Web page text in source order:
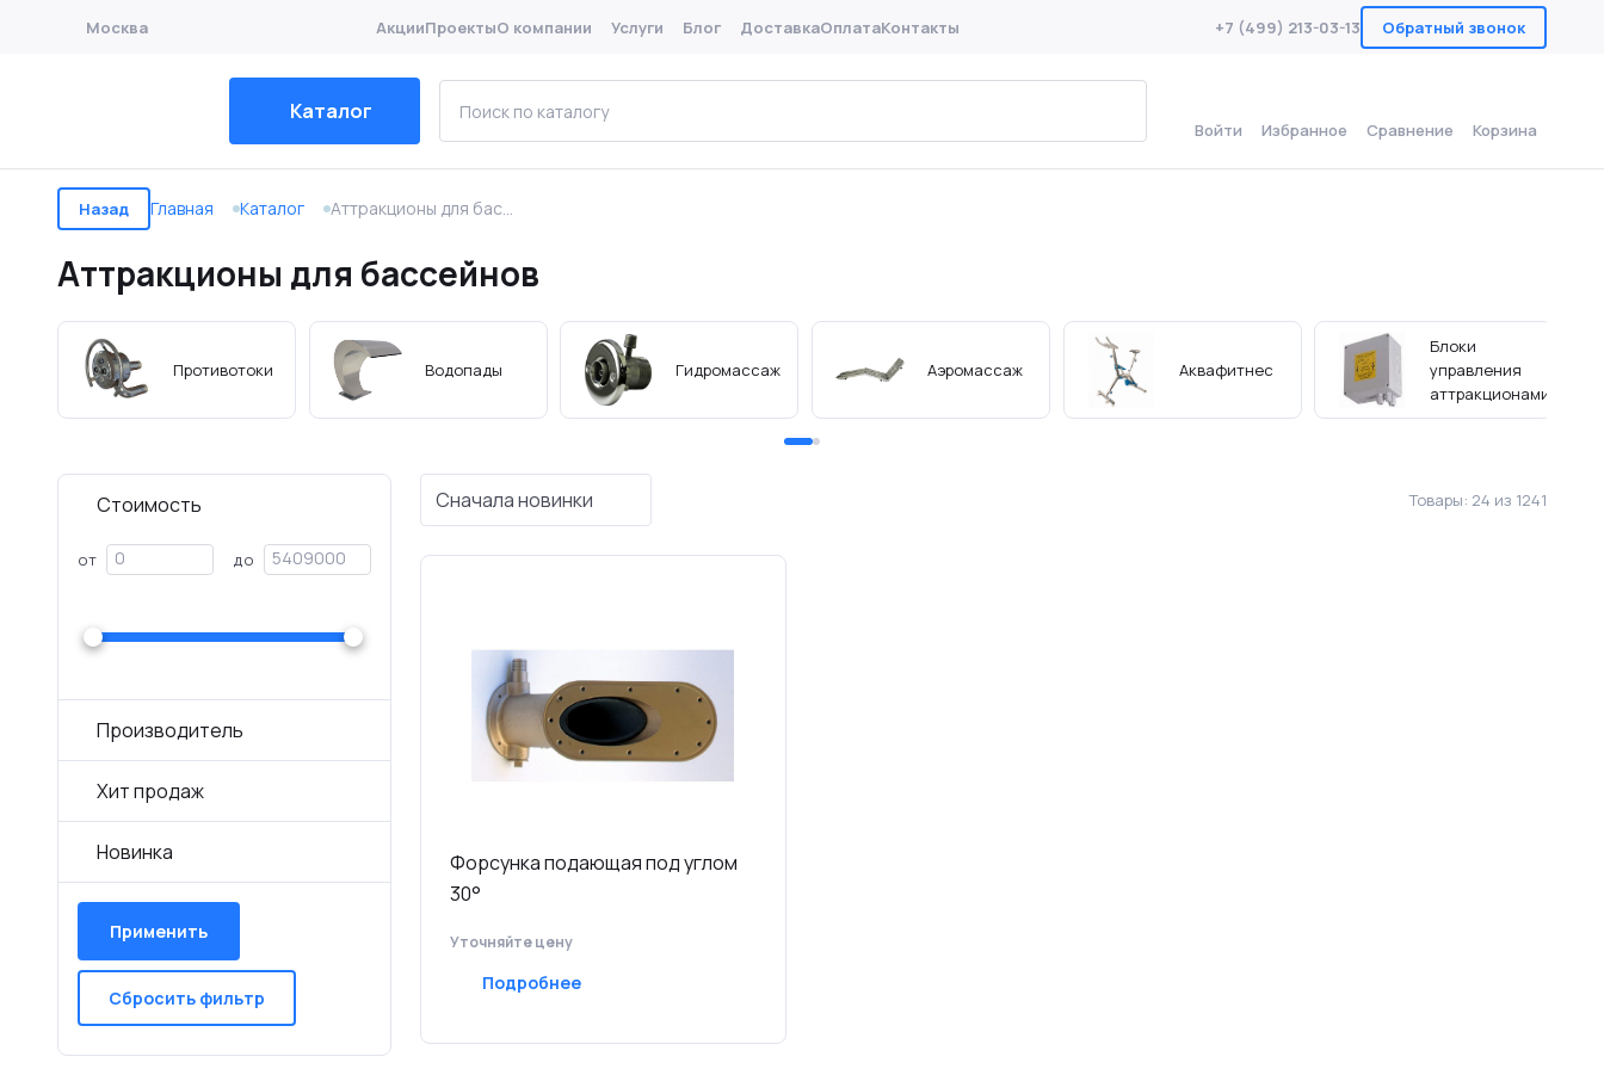
Москва АкцииПроектыО компании Услуги Блог ДоставкаОплатаКонтакты +7 (499) 213-03-13 Обратный звонок
Каталог
Войти Избранное Сравнение Корзина
Назад Главная Каталог Аттракционы для бассейнов
Аттракционы для бассейнов
Противотоки Водопады Гидромассаж Аэромассаж Аквафитнес
Блоки
управления
аттракционами
Блоки управления аттракционамиАксессуары для аттракционовГорки и трамплины
Стоимость
от до
Производитель
Хит продаж
Новинка
Применить
Сбросить фильтр
Сначала новинки Товары: 24 из 1241
Форсунка подающая под углом
30°
Уточняйте цену
Подробнее